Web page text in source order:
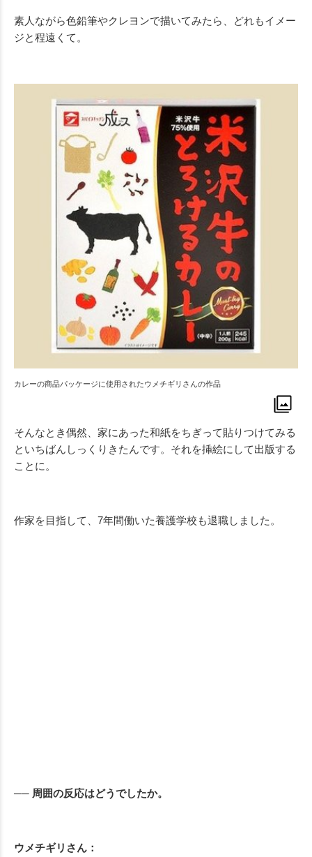
素人ながら色鉛筆やクレヨンで描いてみたら、どれもイメー
ジと程遠くて。
カレーの商品パッケージに使用されたウメチギリさんの作品
そんなとき偶然、家にあった和紙をちぎって貼りつけてみる
といちばんしっくりきたんです。それを挿絵にして出版する
ことに。
作家を目指して、7年間働いた養護学校も退職しました。
── 周囲の反応はどうでしたか。
ウメチギリさん：